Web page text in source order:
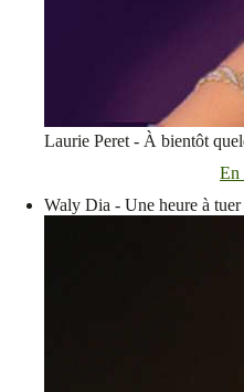
Laurie Peret - À bientôt
En
Waly Dia - Une heure à tuer